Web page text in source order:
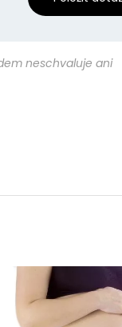
neschvaluje ani